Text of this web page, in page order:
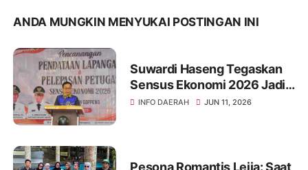
ANDA MUNGKIN MENYUKAI POSTINGAN INI
Suwardi Haseng Tegaskan
Sensus Ekonomi 2026 Jadi
Basis Pembangunan
INFO DAERAH JUN 11, 2026
Pesona Romantis Lejja: Saat